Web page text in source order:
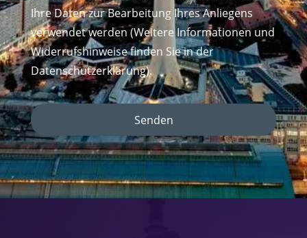
Ihre Daten zur Bearbeitung Ihres Anliegens
verwendet werden (Weitere Informationen und
Widerrufshinweise finden Sie in der
Datenschutzerklärung).
Senden